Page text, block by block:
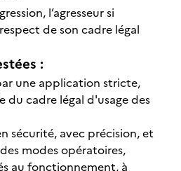
l’agresseur si
de son cadre légal
:
une application stricte,
cadre légal d'usage des
sécurité, avec précision, et
modes opératoires,
au fonctionnement, à